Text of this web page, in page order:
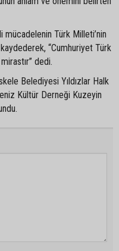
mücadelenin Türk Milleti’nin
kaydederek, “Cumhuriyet Türk
dedi.
Belediyesi Yıldızlar Halk
Kültür Derneği Kuzeyin